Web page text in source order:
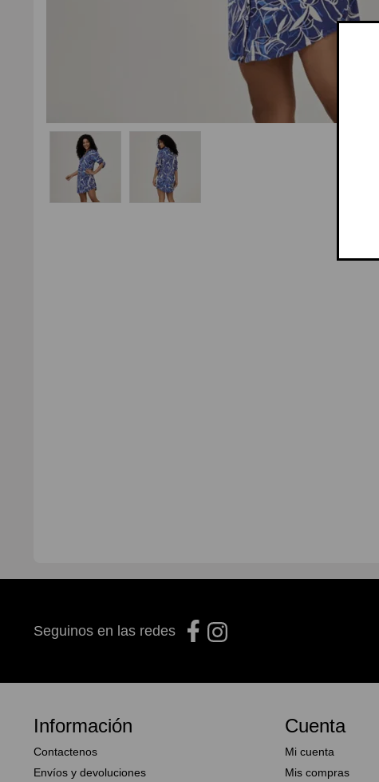
Seguinos en las redes
Información
Contactenos
Envíos y devoluciones
Cuenta
Mi cuenta
Mis compras